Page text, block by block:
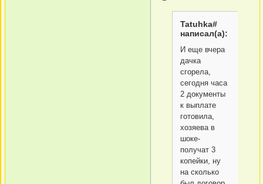
Tatuhka#
написал(а):
И еще вчера
дачка
сгорела,
сегодня часа
2 документы
к выплате
готовила,
хозяева в
шоке-
получат 3
копейки, ну
на сколько